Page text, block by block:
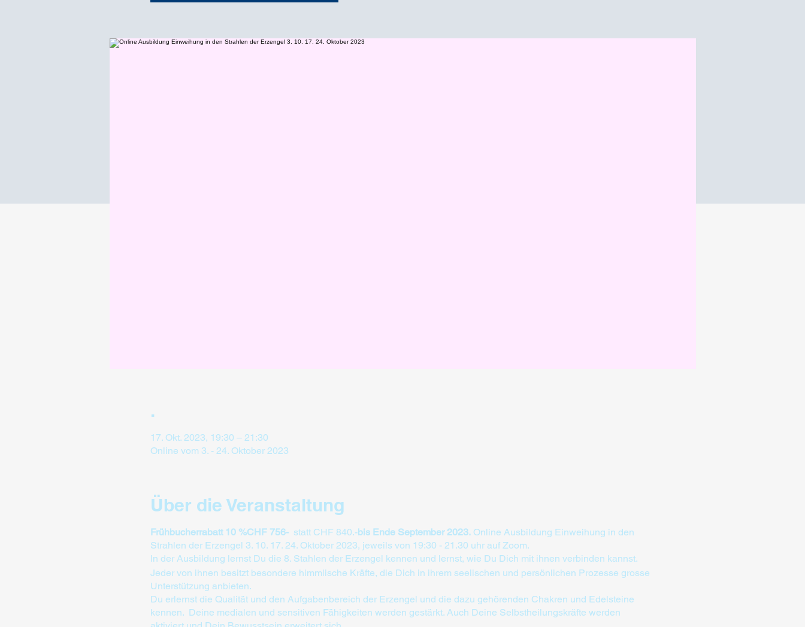
.
17. Okt. 2023, 19:30 – 21:30
Online vom 3. - 24. Oktober 2023
Über die Veranstaltung
Frühbucherrabatt 10 %CHF 756-statt CHF 840.-bis Ende September 2023.Online Ausbildung Einweihung in den
Strahlen der Erzengel 3. 10. 17. 24. Oktober 2023, jeweils von 19:30 - 21.30 uhr auf Zoom.
In der Ausbildung lernst Du die 8. Stahlen der Erzengel kennen und lernst, wie Du Dich mit ihnen verbinden kannst.
Jeder von ihnen besitzt besondere himmlische Kräfte, die Dich in ihrem seelischen und persönlichen Prozesse grosse
Unterstützung anbieten.
Du erlernst die Qualität und den Aufgabenbereich der Erzengel und die dazu gehörenden Chakren und Edelsteine
kennen. Deine medialen und sensitiven Fähigkeiten werden gestärkt. Auch Deine Selbstheilungskräfte werden